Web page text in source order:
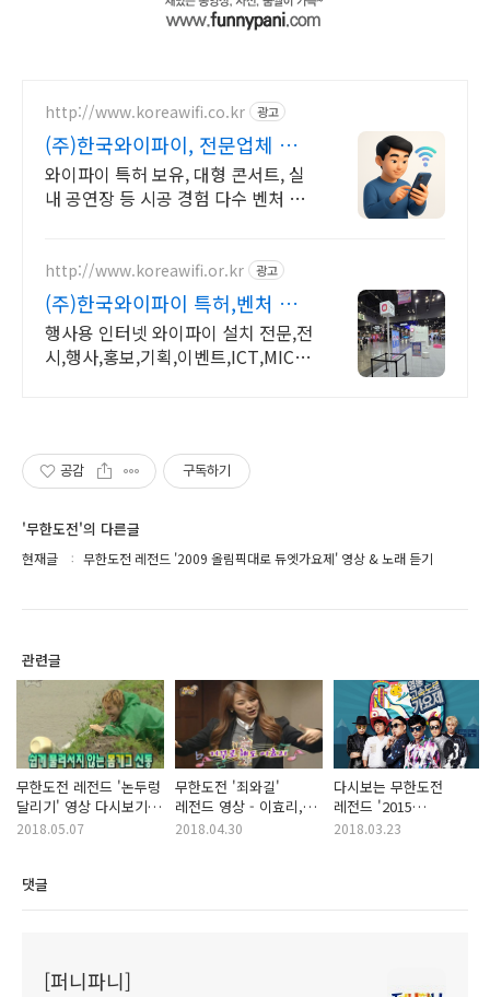
http://www.koreawifi.co.kr 광고
(주)한국와이파이, 전문업체 설
계및구축
와이파이 특허 보유, 대형 콘서트, 실
내 공연장 등 시공 경험 다수 벤처 기
있는 기업
http://www.koreawifi.or.kr 광고
(주)한국와이파이 특허,벤처 빠
른상담 가능
행사용 인터넷 와이파이 설치 전문,전
시,행사,홍보,기획,이벤트,ICT,MICE
공감 구독하기
'무한도전'의 다른글
현재글 무한도전 레전드 '2009 올림픽대로 듀엣가요제' 영상 & 노래 듣기
관련글
무한도전 레전드 '논두렁
달리기' 영상 다시보기
ㅋㅋㅋ
2018.05.07
무한도전 '죄와길'
레전드 영상 - 이효리,
김제동에게 '진짜 안
2018.04.30
다시보는 무한도전
레전드 '2015
영동고속도로가요제'
2018.03.23
댓글
[퍼니파니]